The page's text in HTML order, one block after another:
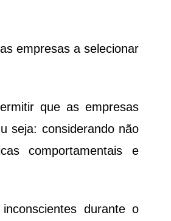
empresas a selecionar
que as empresas
seja: considerando não
comportamentais e
durante o